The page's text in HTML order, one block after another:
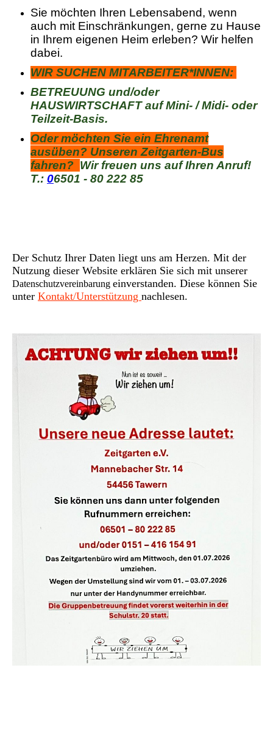
Sie möchten Ihren Lebensabend, wenn
auch mit Einschränkungen, gerne zu Hause
in Ihrem eigenen Heim erleben? Wir helfen
dabei.
WIR SUCHEN MITARBEITER*INNEN:
BETREUUNG und/oder
HAUSWIRTSCHAFT auf Mini- / Midi- oder
Teilzeit-Basis.
Oder möchten Sie ein Ehrenamt
ausüben? Unseren Zeitgarten-Bus
fahren? Wir freuen uns auf Ihren Anruf!
T.: 06501 - 80 222 85
Der Schutz Ihrer Daten liegt uns am Herzen. Mit der
Nutzung dieser Website erklären Sie sich mit unserer
Datenschutzvereinbarung einverstanden. Diese können Sie
unter Kontakt/Unterstützung nachlesen.